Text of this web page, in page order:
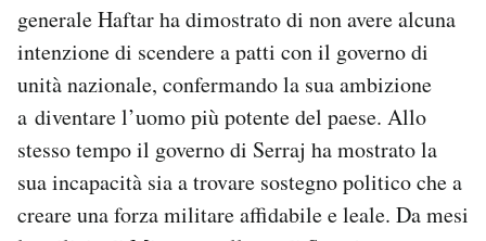
generale Haftar ha dimostrato di non avere alcuna
intenzione di scendere a patti con il governo di
unità nazionale, confermando la sua ambizione
a diventare l’uomo più potente del paese. Allo
stesso tempo il governo di Serraj ha mostrato la
sua incapacità sia a trovare sostegno politico che a
creare una forza militare affidabile e leale. Da mesi